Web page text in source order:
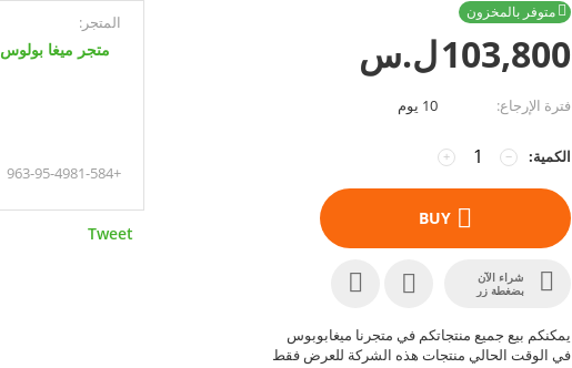
متوفر بالمخزون 
103,800ل.س
فترة الإرجاع: 10 يوم
الكمية: + −
BUY
شراء الآن
بضغطة زر
يمكنكم بيع جميع منتجاتكم في متجرنا ميغابوبوس
في الوقت الحالي منتجات هذه الشركة للعرض فقط
المتجر:
متجر ميغا بولوس
+963-95-4981-584
Tweet